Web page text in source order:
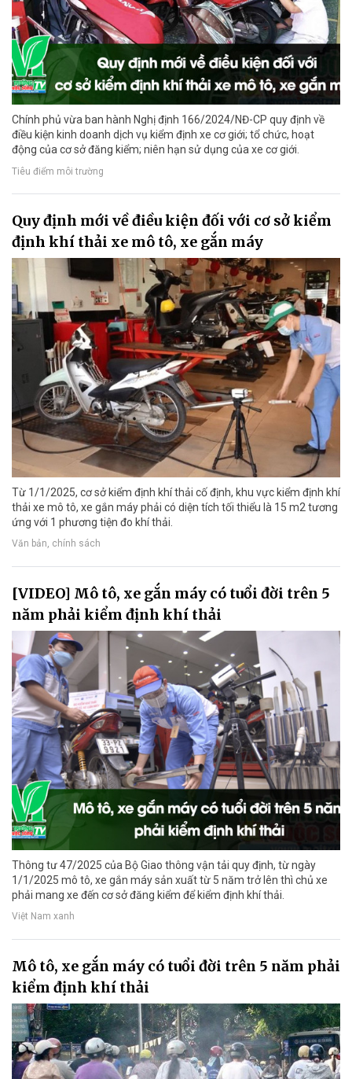
Chính phủ vừa ban hành Nghị định 166/2024/NĐ-CP quy định về
điều kiện kinh doanh dịch vụ kiểm định xe cơ giới; tổ chức, hoạt
động của cơ sở đăng kiểm; niên hạn sử dụng của xe cơ giới.
Tiêu điểm môi trường
Quy định mới về điều kiện đối với cơ sở kiểm
định khí thải xe mô tô, xe gắn máy
Từ 1/1/2025, cơ sở kiểm định khí thải cố định, khu vực kiểm định khí
thải xe mô tô, xe gắn máy phải có diện tích tối thiểu là 15 m2 tương
ứng với 1 phương tiện đo khí thải.
Văn bản, chính sách
[VIDEO] Mô tô, xe gắn máy có tuổi đời trên 5
năm phải kiểm định khí thải
Thông tư 47/2025 của Bộ Giao thông vận tải quy định, từ ngày
1/1/2025 mô tô, xe gắn máy sản xuất từ 5 năm trở lên thì chủ xe
phải mang xe đến cơ sở đăng kiểm để kiểm định khí thải.
Việt Nam xanh
Mô tô, xe gắn máy có tuổi đời trên 5 năm phải
kiểm định khí thải